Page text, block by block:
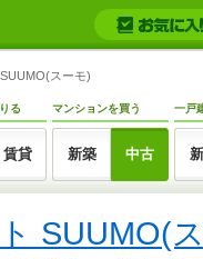
スーモ)
る
賃貸
マンションを買う
新築 中古
一戸
SUUMO(